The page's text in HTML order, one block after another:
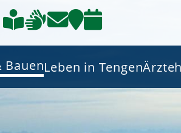
Leben in Tengen